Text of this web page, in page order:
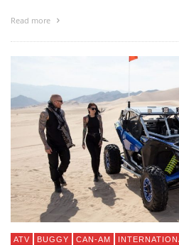
Read more
ATV BUGGY CAN-AM